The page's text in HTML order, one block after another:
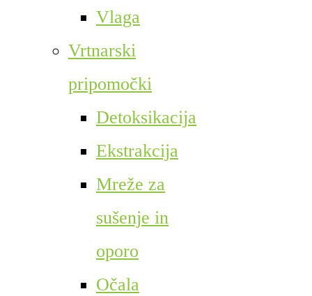
Vlaga
Vrtnarski
pripomočki
Detoksikacija
Ekstrakcija
Mreže za
sušenje in
oporo
Očala